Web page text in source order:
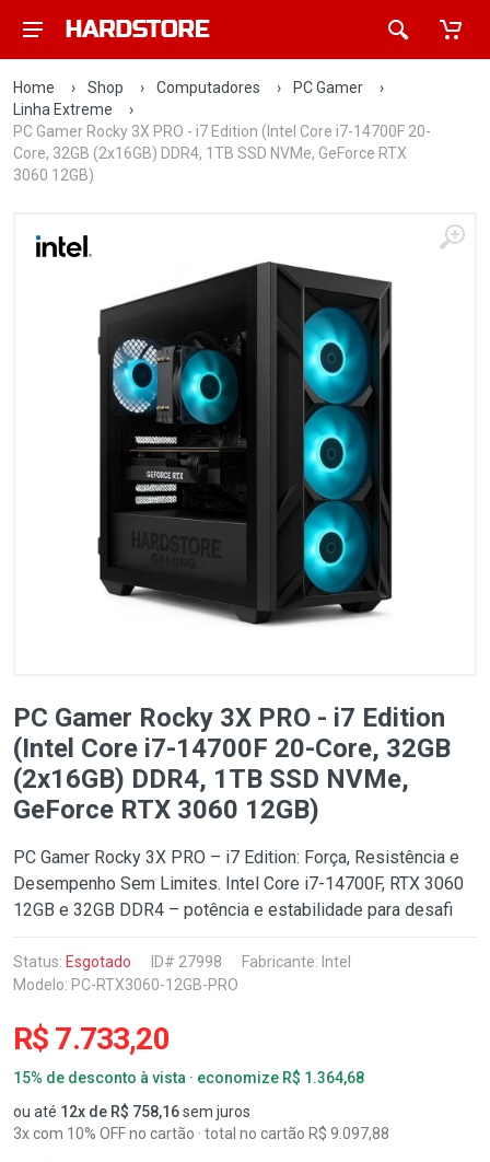
Home › Shop › Computadores › PC Gamer
›
Linha Extreme
›
PC Gamer Rocky 3X PRO - i7 Edition (Intel Core i7-14700F 20-
Core, 32GB (2x16GB) DDR4, 1TB SSD NVMe, GeForce RTX
3060 12GB)
PC Gamer Rocky 3X PRO - i7 Edition
(Intel Core i7-14700F 20-Core, 32GB
(2x16GB) DDR4, 1TB SSD NVMe,
GeForce RTX 3060 12GB)
PC Gamer Rocky 3X PRO – i7 Edition: Força, Resistência e
Desempenho Sem Limites. Intel Core i7-14700F, RTX 3060
12GB e 32GB DDR4 – potência e estabilidade para desafi
Status: Esgotado ID# 27998 Fabricante: Intel
Modelo: PC-RTX3060-12GB-PRO
R$ 7.733,20
15% de desconto à vista · economize R$ 1.364,68
ou até 12x de R$ 758,16sem juros
3x com 10% OFF no cartão · total no cartão R$ 9.097,88